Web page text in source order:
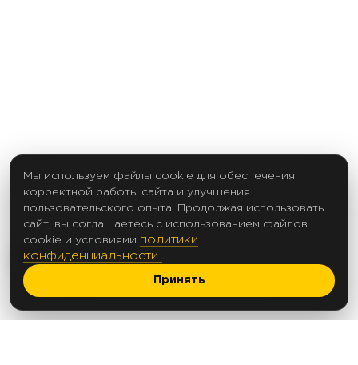
© 2012-2025
Мы используем файлы cookie для обеспечения
корректной работы сайта и улучшения
пользовательского опыта. Продолжая использовать
сайт, вы соглашаетесь с использованием файлов
cookie и условиями политики
конфиденциальности
Принять